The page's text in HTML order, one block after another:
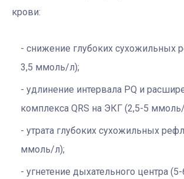
крови:
снижение глубоких сухожильных
3,5 ммоль/л);
удлинение интервала PQ и
комплекса QRS на ЭКГ (2,5-5
утрата глубоких сухожильных
ммоль/л);
угнетение дыхательного центра